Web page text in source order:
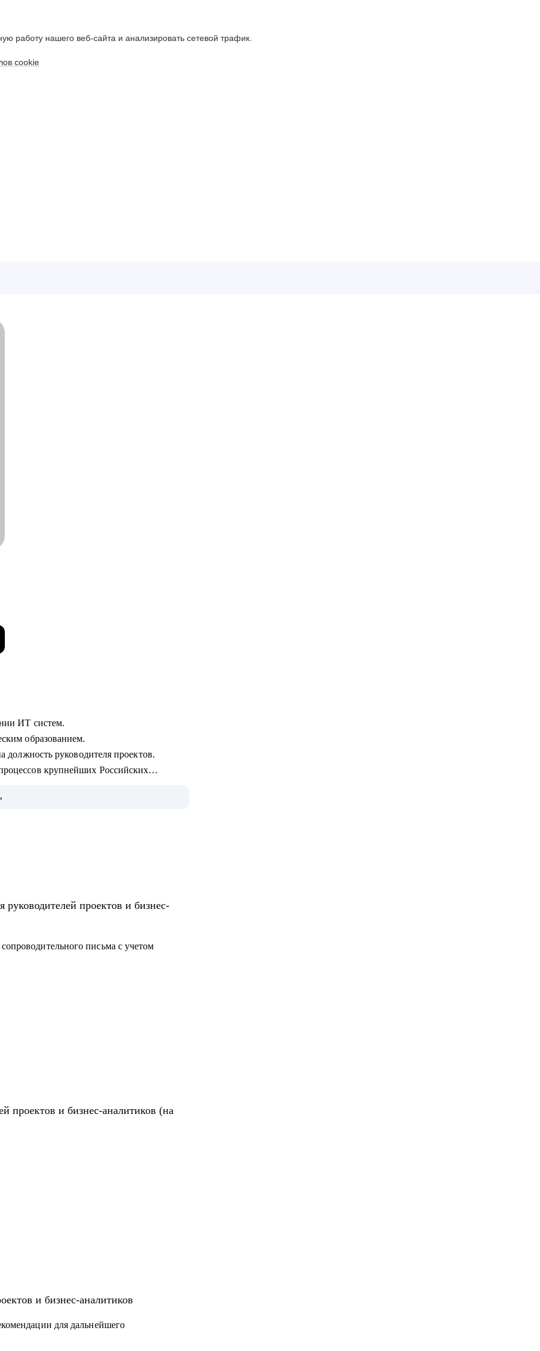
работу нашего веб-сайта и анализировать сетевой трафик.
cookie
ИТ систем.
образованием.
должность руководителя проектов.
крупнейших Российских
себя в новой специальности.
начать.
проектов и бизнес-
письма с учетом
проектов и бизнес-аналитиков (на
и бизнес-аналитиков
для дальнейшего